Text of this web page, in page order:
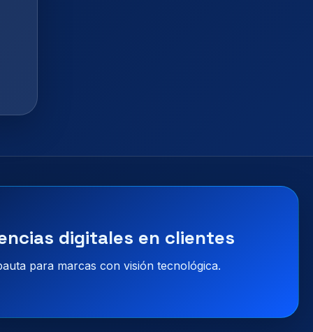
digitales en clientes
para marcas con visión tecnológica.